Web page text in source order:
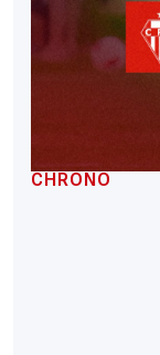
CHRONO